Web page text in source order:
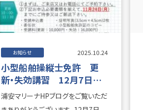
お知らせ 2025.10.24
小型船舶操縦士免許 更
新・失効講習 12月7日
(日)
浦安マリーナHPブログをご覧いただ